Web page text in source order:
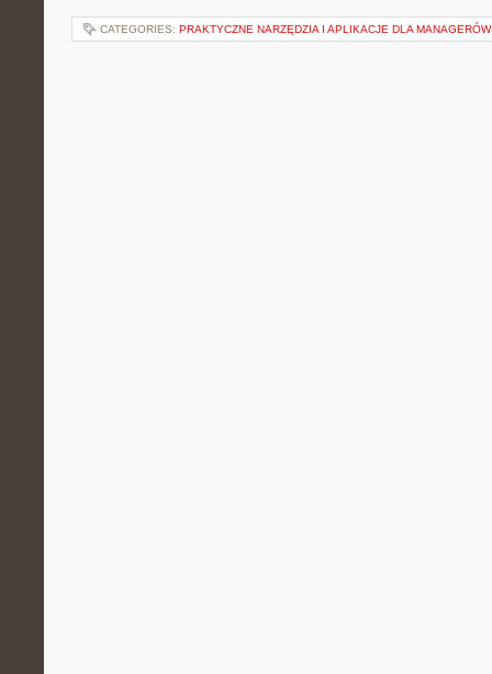
CATEGORIES: PRAKTYCZNE NARZĘDZIA I APLIKACJE DLA MANAGERÓW